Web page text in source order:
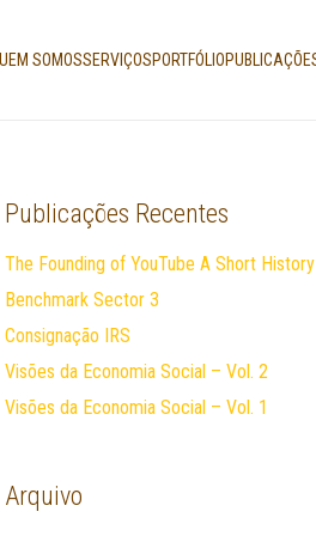
SOMOSSERVIÇOSPORTFÓLIO
Publicações Recentes
The Founding of YouTube A Short History
Benchmark Sector 3
Consignação IRS
Visões da Economia Social – Vol. 2
Visões da Economia Social – Vol. 1
Arquivo